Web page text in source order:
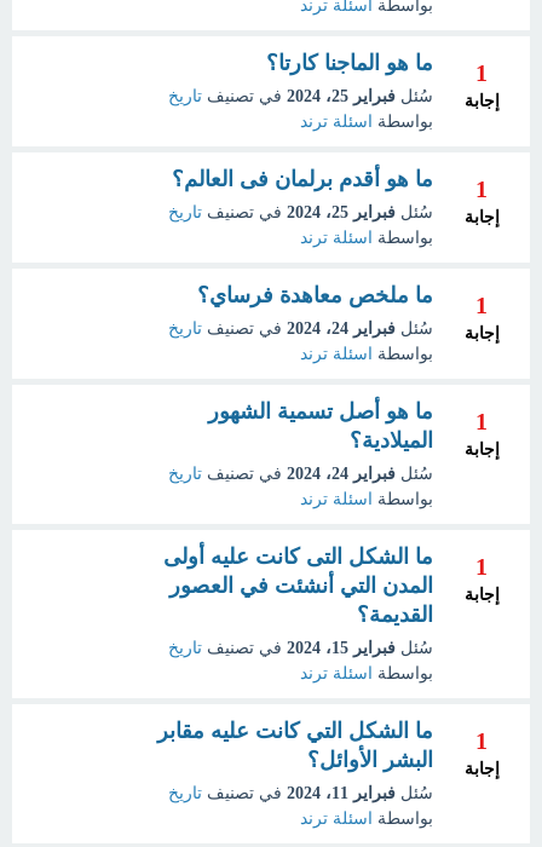
بواسطة
اسئلة ترند
1
إجابة
ما هو الماجنا كارتا؟
سُئل فبراير 25، 2024 في تصنيف تاريخ
بواسطة
اسئلة ترند
1
إجابة
ما هو أقدم برلمان فى العالم؟
سُئل فبراير 25، 2024 في تصنيف تاريخ
بواسطة
اسئلة ترند
1
إجابة
ما ملخص معاهدة فرساي؟
سُئل فبراير 24، 2024 في تصنيف تاريخ
بواسطة
اسئلة ترند
1
إجابة
ما هو أصل تسمية الشهور
الميلادية؟
سُئل فبراير 24، 2024 في تصنيف تاريخ
بواسطة
اسئلة ترند
1
إجابة
ما الشكل التى كانت عليه أولى
المدن التي أنشئت في العصور
القديمة؟
سُئل فبراير 15، 2024 في تصنيف تاريخ
بواسطة
اسئلة ترند
1
إجابة
ما الشكل التي كانت عليه مقابر
البشر الأوائل؟
سُئل فبراير 11، 2024 في تصنيف تاريخ
بواسطة
اسئلة ترند